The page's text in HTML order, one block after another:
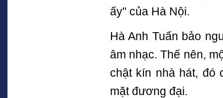
ấy" của Hà Nội.
Hà Anh Tuấn bảo
âm nhạc. Thế nên,
chật kín nhà hát, đó
mặt đương đại.